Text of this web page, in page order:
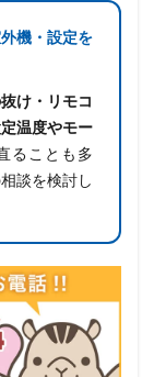
機・設定を
け・リモコ
温度やモー
ることも多
談を検討し